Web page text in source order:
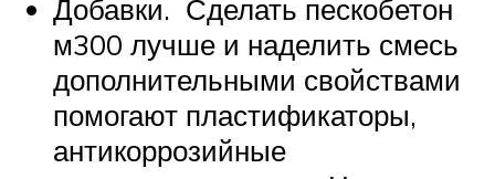
Добавки. Сделать пескобетон
м300 лучше и наделить смесь
дополнительными свойствами
помогают пластификаторы,
антикоррозийные